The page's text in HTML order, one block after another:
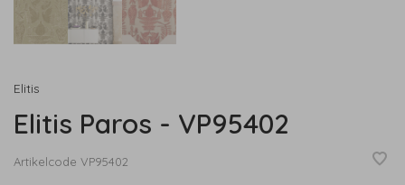
Elitis
Elitis Paros - VP95402
Artikelcode VP95402